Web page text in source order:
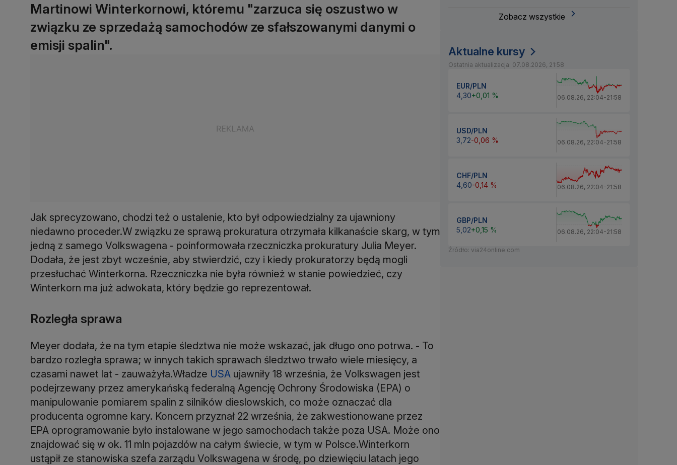
Martinowi Winterkornowi, któremu "zarzuca się oszustwo w
związku ze sprzedażą samochodów ze sfałszowanymi danymi o
emisji spalin".
Jak sprecyzowano, chodzi też o ustalenie, kto był odpowiedzialny za ujawniony
niedawno proceder.W związku ze sprawą prokuratura otrzymała kilkanaście skarg, w tym
jedną z samego Volkswagena - poinformowała rzeczniczka prokuratury Julia Meyer.
Dodała, że jest zbyt wcześnie, aby stwierdzić, czy i kiedy prokuratorzy będą mogli
przesłuchać Winterkorna. Rzeczniczka nie była również w stanie powiedzieć, czy
Winterkorn ma już adwokata, który będzie go reprezentował.
Rozległa sprawa
Meyer dodała, że na tym etapie śledztwa nie może wskazać, jak długo ono potrwa. - To
bardzo rozległa sprawa; w innych takich sprawach śledztwo trwało wiele miesięcy, a
czasami nawet lat - zauważyła.Władze USA ujawniły 18 września, że Volkswagen jest
podejrzewany przez amerykańską federalną Agencję Ochrony Środowiska (EPA) o
manipulowanie pomiarem spalin z silników dieslowskich, co może oznaczać dla
producenta ogromne kary. Koncern przyznał 22 września, że zakwestionowane przez
EPA oprogramowanie było instalowane w jego samochodach także poza USA. Może ono
znajdować się w ok. 11 mln pojazdów na całym świecie, w tym w Polsce.Winterkorn
ustąpił ze stanowiska szefa zarządu Volkswagena w środę, po dziewięciu latach jego
Zobacz wszystkie
Aktualne kursy
Ostatnia aktualizacja: 07.08.2026, 21:58
EUR/PLN
4,30+0,01 % 06.08.26, 22:04-21:58
USD/PLN
3,72-0,06 % 06.08.26, 22:04-21:58
CHF/PLN
4,60-0,14 % 06.08.26, 22:04-21:58
GBP/PLN
5,02+0,15 % 06.08.26, 22:04-21:58
Źródło: via24online.com